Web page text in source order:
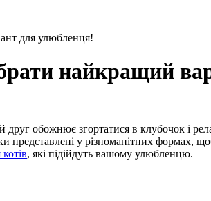
для улюбленця!
найкращий
обожнює згортатися в клубочок і
у різноманітних формах,
, які підійдуть вашому улюбленцю.